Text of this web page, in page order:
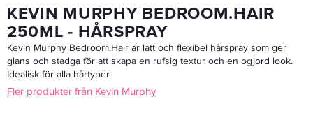
KEVIN MURPHY BEDROOM.HAIR
250ML - HÅRSPRAY
Kevin Murphy Bedroom.Hair är lätt och flexibel hårspray som ger
glans och stadga för att skapa en rufsig textur och en ogjord look.
Idealisk för alla hårtyper.
Fler produkter från Kevin Murphy